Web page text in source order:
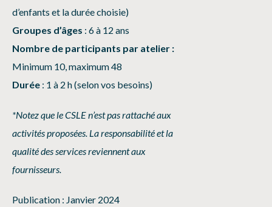
d’enfants et la durée choisie)
Groupes d’âges : 6 à 12 ans
Nombre de participants par atelier :
Minimum 10, maximum 48
Durée : 1 à 2 h (selon vos besoins)
*Notez que le CSLE n’est pas rattaché aux
activités proposées. La responsabilité et la
qualité des services reviennent aux
fournisseurs.
Publication : Janvier 2024